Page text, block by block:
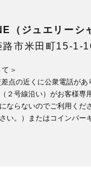
ジュエリーシ
市米田町15-1-
＞
点の近くに公衆電話があ
２号線沿い）がお客様専
ならないのでご利用くだ
い。）またはコインパー